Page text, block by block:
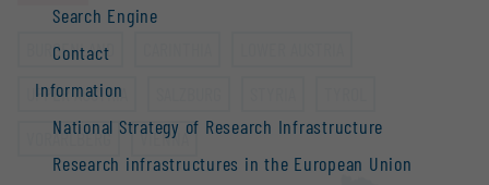
Search Engine
Contact
Information
National Strategy of Research Infrastructure
Research infrastructures in the European Union
BURGENLAND
UPPER AUSTRIA
VORARLBERG
VIENNA